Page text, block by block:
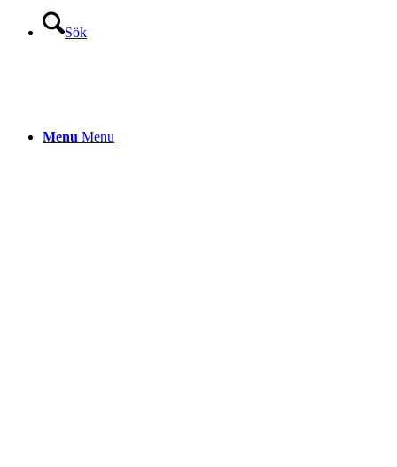
Sök
Menu Menu